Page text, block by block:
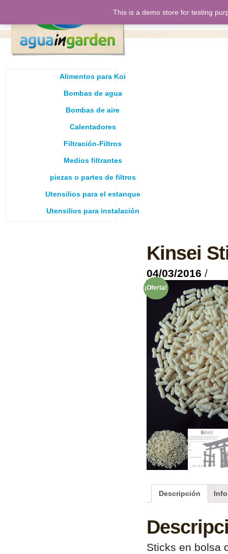
Alimentos para Koi
Bombas de agua
Bombas de aire
Calentadores
Filtración-Filtros
Medios filtrantes
piezas o partes de filtros
Utensilios para el estanque
Utensilios para instalación
Kinsei
04/03/2016 /
¡Oferta!
Descripción
Sticks en bolsa
This is a demo store for testing